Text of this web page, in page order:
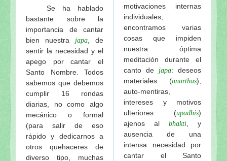
Srila Prabhupada uvaca: ¿Quién es un devoto
Srila Prabhupada y los profesores
Los peligros de desviarse de las instrucciones del
El significado del Vyasa-Puja de Srila Prabhupada
Srila Prabhupada dijo
Quien no sigue al guru tal como debe ser no puede
Pasatiempos de Srila Prabhupada: La primera
Srila Prabhupada dijo (Bhag. 29 Sep. 1974)
El néctar de Prabhupada (Serie de entregas)
Srila Prabhupada uvaca: No hay dificutad para que
Srila Prabhupada uvacha
"La esencia de la prédica de la Conciencia de
(22 Junio 1951)
Se ha hablado
bastante sobre la
importancia de cantar
bien nuestra japa , de
sentir la necesidad y el
apego por cantar el
Santo Nombre. Todos
sabemos que debemos
cumplir 16 rondas
diarias, no como algo
mecánico o formal
(para salir de eso
rápido y dedicarnos a
otros quehaceres de
diverso tipo, muchas
motivaciones internas
individuales,
encontramos varias
cosas que impiden
nuestra óptima
meditación durante el
canto de japa: deseos
materiales (anarthas),
auto-mentiras,
intereses y motivos
ulteriores (upadhis)
ajenos al bhakti , y
ausencia de una
intensa necesidad por
cantar el Santo